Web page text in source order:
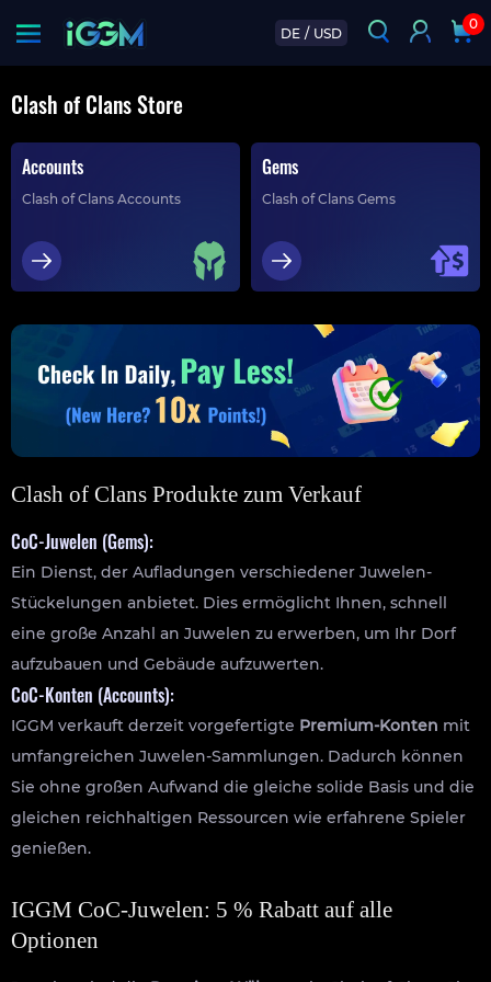
DE / USD
0
Clash of Clans Store
Accounts
Clash of Clans Accounts
Gems
Clash of Clans Gems
Clash of Clans Produkte zum Verkauf
CoC-Juwelen (Gems):
Ein Dienst, der Aufladungen verschiedener Juwelen-
Stückelungen anbietet. Dies ermöglicht Ihnen, schnell
eine große Anzahl an Juwelen zu erwerben, um Ihr Dorf
aufzubauen und Gebäude aufzuwerten.
CoC-Konten (Accounts):
IGGM verkauft derzeit vorgefertigte Premium-Konten mit
umfangreichen Juwelen-Sammlungen. Dadurch können
Sie ohne großen Aufwand die gleiche solide Basis und die
gleichen reichhaltigen Ressourcen wie erfahrene Spieler
genießen.
IGGM CoC-Juwelen: 5 % Rabatt auf alle
Optionen